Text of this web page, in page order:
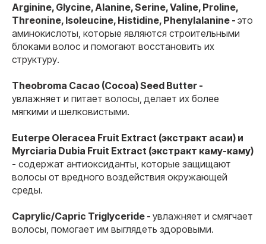
Arginine, Glycine, Alanine, Serine, Valine, Proline,
Threonine, Isoleucine, Histidine, Phenylalanine - это
аминокислоты, которые являются строительными
блоками волос и помогают восстановить их
структуру.
Theobroma Cacao (Cocoa) Seed Butter -
увлажняет и питает волосы, делает их более
мягкими и шелковистыми.
Euterpe Oleracea Fruit Extract (экстракт асаи) и
Myrciaria Dubia Fruit Extract (экстракт каму-каму)
- содержат антиоксиданты, которые защищают
волосы от вредного воздействия окружающей
среды.
Caprylic/Capric Triglyceride - увлажняет и смягчает
волосы, помогает им выглядеть здоровыми.